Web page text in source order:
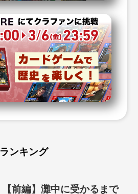
ランキング
【前編】灘中に受かるまで